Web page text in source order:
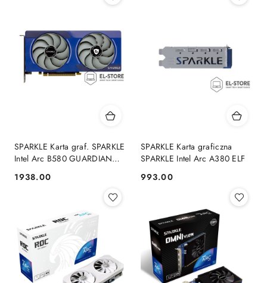
SPARKLE Karta graf. SPARKLE
Intel Arc B580 GUARDIAN
Cena:
1938.00
SPARKLE Karta graficzna
SPARKLE Intel Arc A380 ELF
Cena:
993.00